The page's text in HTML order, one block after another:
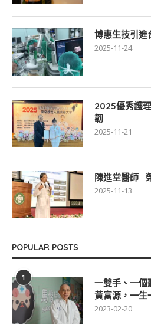
博惠生技引進
2025-11-24
2025優秀護
韌
2025-11-21
陳進堂醫師
2025-11-13
POPULAR POSTS
1
一雙手、一個
黃富源，一生
2023-02-20